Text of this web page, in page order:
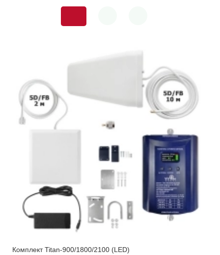
Комплект Titan-900/1800/2100 (LED)